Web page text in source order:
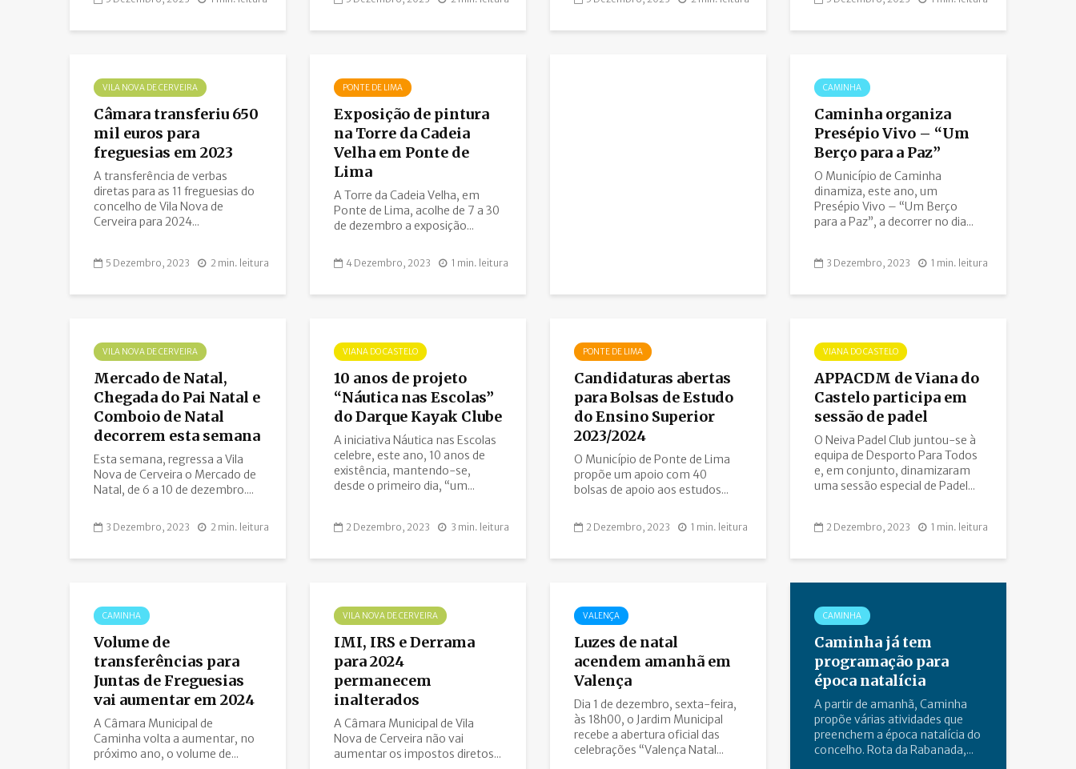
VILA NOVA DE CERVEIRA
Câmara transferiu 650
mil euros para
freguesias em 2023
A transferência de verbas
diretas para as 11 freguesias do
concelho de Vila Nova de
Cerveira para 2024...
5 Dezembro, 2023 2 min. leitura
PONTE DE LIMA
Exposição de pintura
na Torre da Cadeia
Velha em Ponte de
Lima
A Torre da Cadeia Velha, em
Ponte de Lima, acolhe de 7 a 30
de dezembro a exposição...
4 Dezembro, 2023 1 min. leitura
CAMINHA
Caminha organiza
Presépio Vivo – “Um
Berço para a Paz”
O Município de Caminha
dinamiza, este ano, um
Presépio Vivo – “Um Berço
para a Paz”, a decorrer no dia...
3 Dezembro, 2023 1 min. leitura
VILA NOVA DE CERVEIRA
Mercado de Natal,
Chegada do Pai Natal e
Comboio de Natal
decorrem esta semana
Esta semana, regressa a Vila
Nova de Cerveira o Mercado de
Natal, de 6 a 10 de dezembro....
3 Dezembro, 2023 2 min. leitura
VIANA DO CASTELO
10 anos de projeto
“Náutica nas Escolas”
do Darque Kayak Clube
A iniciativa Náutica nas Escolas
celebre, este ano, 10 anos de
existência, mantendo-se,
desde o primeiro dia, “um...
2 Dezembro, 2023 3 min. leitura
PONTE DE LIMA
Candidaturas abertas
para Bolsas de Estudo
do Ensino Superior
2023/2024
O Município de Ponte de Lima
propõe um apoio com 40
bolsas de apoio aos estudos...
2 Dezembro, 2023 1 min. leitura
VIANA DO CASTELO
APPACDM de Viana do
Castelo participa em
sessão de padel
O Neiva Padel Club juntou-se à
equipa de Desporto Para Todos
e, em conjunto, dinamizaram
uma sessão especial de Padel...
2 Dezembro, 2023 1 min. leitura
CAMINHA
Volume de
transferências para
Juntas de Freguesias
vai aumentar em 2024
A Câmara Municipal de
Caminha volta a aumentar, no
próximo ano, o volume de...
VILA NOVA DE CERVEIRA
IMI, IRS e Derrama
para 2024
permanecem
inalterados
A Câmara Municipal de Vila
Nova de Cerveira não vai
aumentar os impostos diretos...
VALENÇA
Luzes de natal
acendem amanhã em
Valença
Dia 1 de dezembro, sexta-feira,
às 18h00, o Jardim Municipal
recebe a abertura oficial das
celebrações “Valença Natal...
CAMINHA
Caminha já tem
programação para
época natalícia
A partir de amanhã, Caminha
propõe várias atividades que
preenchem a época natalícia do
concelho. Rota da Rabanada,...